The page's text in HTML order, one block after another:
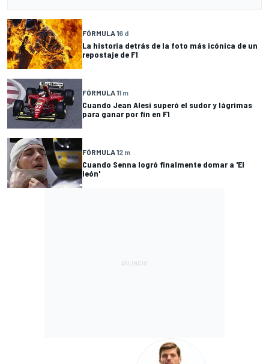
FÓRMULA 16 d
La historia detrás de la foto más icónica de un
repostaje de F1
FÓRMULA 11 m
Cuando Jean Alesi superó el sudor y lágrimas
para ganar por fin en F1
FÓRMULA 12 m
Cuando Senna logró finalmente domar a 'El
león'